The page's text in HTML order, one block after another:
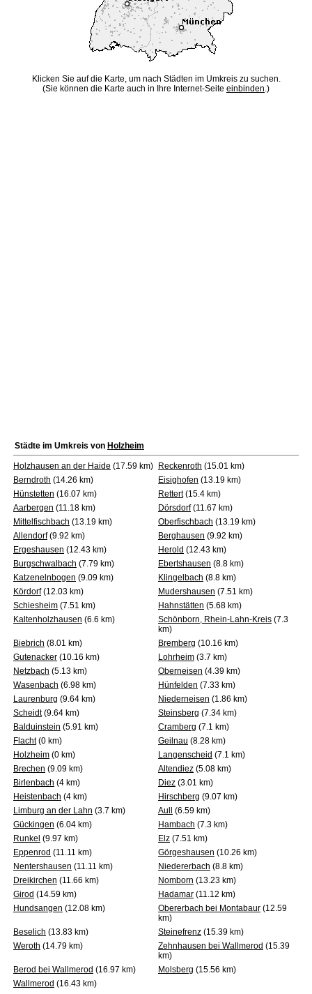
Klicken Sie auf die Karte, um nach Städten im Umkreis zu suchen.
(Sie können die Karte auch in Ihre Internet-Seite einbinden.)
Städte im Umkreis von Holzheim
Holzhausen an der Haide (17.59 km) Reckenroth (15.01 km)
Berndroth (14.26 km) Eisighofen (13.19 km)
Hünstetten (16.07 km) Rettert(15.4 km)
Aarbergen (11.18 km) Dörsdorf(11.67 km)
Mittelfischbach (13.19 km) Oberfischbach (13.19 km)
Allendorf(9.92 km) Berghausen (9.92 km)
Ergeshausen (12.43 km) Herold (12.43 km)
Burgschwalbach (7.79 km) Ebertshausen (8.8 km)
Katzenelnbogen (9.09 km) Klingelbach (8.8 km)
Kördorf(12.03 km) Mudershausen (7.51 km)
Schiesheim (7.51 km) Hahnstätten (5.68 km)
Kaltenholzhausen (6.6 km) Schönborn, Rhein-Lahn-Kreis (7.3
km)
Biebrich (8.01 km) Bremberg (10.16 km)
Gutenacker (10.16 km) Lohrheim (3.7 km)
Netzbach (5.13 km) Oberneisen (4.39 km)
Wasenbach (6.98 km) Hünfelden (7.33 km)
Laurenburg (9.64 km) Niederneisen (1.86 km)
Scheidt(9.64 km) Steinsberg (7.34 km)
Balduinstein (5.91 km) Cramberg (7.1 km)
Flacht(0 km) Geilnau (8.28 km)
Holzheim (0 km) Langenscheid (7.1 km)
Brechen (9.09 km) Altendiez (5.08 km)
Birlenbach (4 km) Diez (3.01 km)
Heistenbach (4 km) Hirschberg (9.07 km)
Limburg an der Lahn (3.7 km) Aull
(6.59 km)
Gückingen (6.04 km) Hambach (7.3 km)
Runkel (9.97 km) Elz (7.51 km)
Eppenrod (11.11 km) Görgeshausen (10.26 km)
Nentershausen (11.11 km) Niedererbach (8.8 km)
Dreikirchen (11.66 km) Nomborn (13.23 km)
Girod (14.59 km) Hadamar (11.12 km)
Hundsangen (12.08 km) Obererbach bei Montabaur (12.59
km)
Beselich (13.83 km) Steinefrenz (15.39 km)
Weroth (14.79 km) Zehnhausen bei Wallmerod (15.39
km)
Berod bei Wallmerod (16.97 km) Molsberg (15.56 km)
Wallmerod (16.43 km)